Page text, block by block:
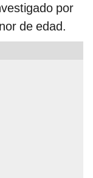
por
de edad.